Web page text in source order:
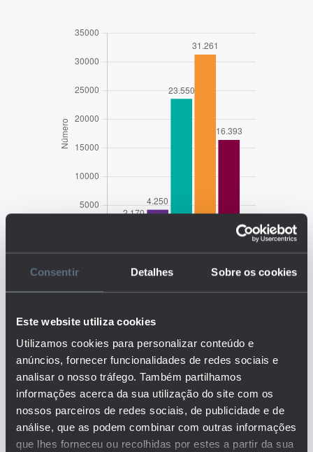
Consentir Detalhes Sobre os cookies
Este website utiliza cookies
Utilizamos cookies para personalizar conteúdo e
anúncios, fornecer funcionalidades de redes sociais e
analisar o nosso tráfego. Também partilhamos
informações acerca da sua utilização do site com os
nossos parceiros de redes sociais, de publicidade e de
análise, que as podem combinar com outras informações
que lhes forneceu ou recolhidas por estes a partir da sua
EDUSTAT 2026
Descrição:
O indicador representa o perfil
dos docentes dos 3º ciclo e
ensino secundário ao nível da
faixa etária, por distribuição
geográfica. Permite analisar
como se distribuem os docentes
em termos de idade.
Este é um dos indicadores do